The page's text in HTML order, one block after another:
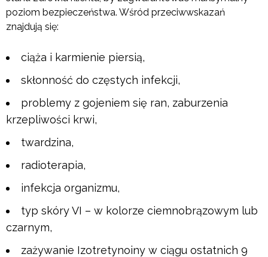
poziom bezpieczeństwa. Wśród przeciwwskazań
znajdują się:
ciąża i karmienie piersią,
skłonność do częstych infekcji,
problemy z gojeniem się ran, zaburzenia
krzepliwości krwi,
twardzina,
radioterapia,
infekcja organizmu,
typ skóry VI – w kolorze ciemnobrązowym lub
czarnym,
zażywanie Izotretynoiny w ciągu ostatnich 9